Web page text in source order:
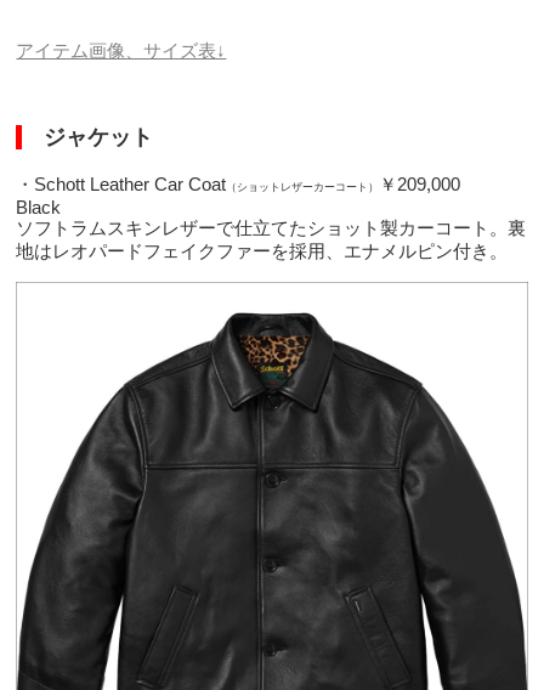
アイテム画像、サイズ表↓
ジャケット
・Schott Leather Car Coat （ショットレザーカーコート）
￥209,000
Black
ソフトラムスキンレザーで仕立てたショット製カーコート。裏
地はレオパードフェイクファーを採用、エナメルピン付き。